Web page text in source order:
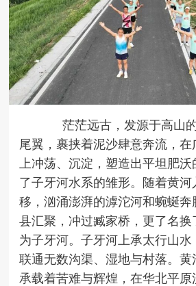
茫茫远古，发源于高山
尾翼， 裹挟着泥沙肆意奔流，
上冲荡、沉淀，塑造出平坦肥
了子牙河水系的雏形。随着黄
移，汹涌澎湃的滹沱河和蜿蜒奔
县汇聚，冲过臧家桥 ，更了名
为子牙河。子牙河上承太行山水
联通无数沟渠、湿地与村落。黄
承载着苦难与辉煌，在华北平原